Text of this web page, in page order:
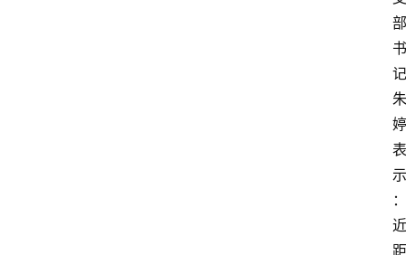
部
书
记
朱
婷
表
示
：
近
距